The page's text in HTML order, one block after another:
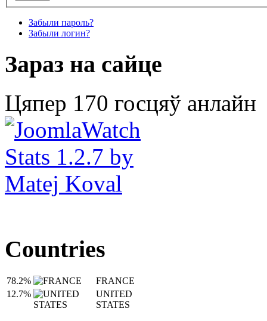
Забыли пароль?
Забыли логин?
Зараз на сайце
Цяпер 170 госцяў анлайн
Countries
78.2%
FRANCE
12.7%
UNITED
STATES